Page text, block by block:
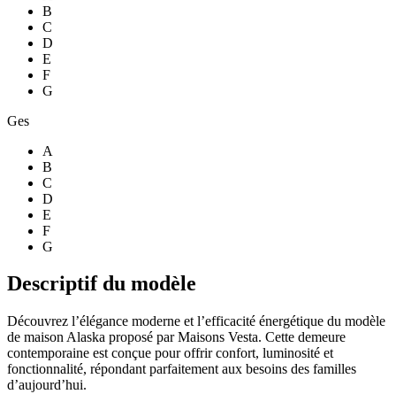
B
C
D
E
F
G
Ges
A
B
C
D
E
F
G
Descriptif du modèle
Découvrez l’élégance moderne et l’efficacité énergétique du modèle
de maison Alaska proposé par Maisons Vesta. Cette demeure
contemporaine est conçue pour offrir confort, luminosité et
fonctionnalité, répondant parfaitement aux besoins des familles
d’aujourd’hui.